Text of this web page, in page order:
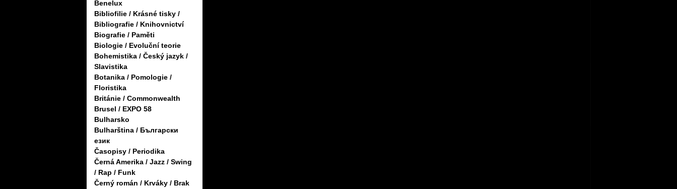
Benelux
Bibliofilie / Krásné tisky /
Bibliografie / Knihovnictví
Biografie / Paměti
Biologie / Evoluční teorie
Bohemistika / Český jazyk /
Slavistika
Botanika / Pomologie /
Floristika
Británie / Commonwealth
Brusel / EXPO 58
Bulharsko
Bulharština / Български
език
Časopisy / Periodika
Černá Amerika / Jazz / Swing
/ Rap / Funk
Černý román / Krváky / Brak